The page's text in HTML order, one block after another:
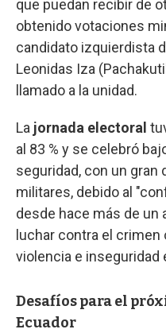
que puedan recibir de
obtenido votaciones
candidato izquierdista
Leonidas Iza
llamado a la unidad.
La jornada electoral
al 83 % y se celebró
seguridad, con un gran
militares, debido al
desde hace más de un
luchar contra el crimen
violencia e inseguridad
Desafíos para el
Ecuador